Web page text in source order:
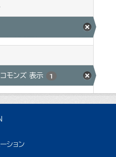
コモンズ 表示 1
ション